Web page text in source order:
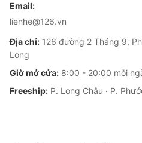
Email:
lienhe@126.vn
Địa chỉ: 126 đường 2 Tháng 9,
Long
Giờ mở cửa: 8:00 - 20:00 mỗi
Freeship: P. Long Châu · P.